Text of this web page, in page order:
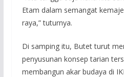
Etam dalam semangat
raya,” tuturnya.
Di samping itu, Butet turut
penyusunan konsep tarian
membangun akar budaya di